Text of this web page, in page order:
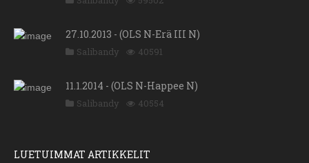
27.10.2013 - (OLS N-Erä III N)
Salibandy 40591
11.1.2014 - (OLS N-Happee N)
Salibandy 40554
LUETUIMMAT ARTIKKELIT